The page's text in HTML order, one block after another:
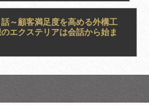
～顧客満足度を高める外構工
エクステリアは会話から始ま